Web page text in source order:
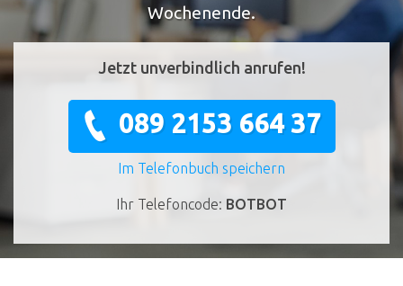
Wochenende.
Jetzt unverbindlich anrufen!
089 2153 664 37
Im Telefonbuch speichern
Ihr Telefoncode: BOTBOT